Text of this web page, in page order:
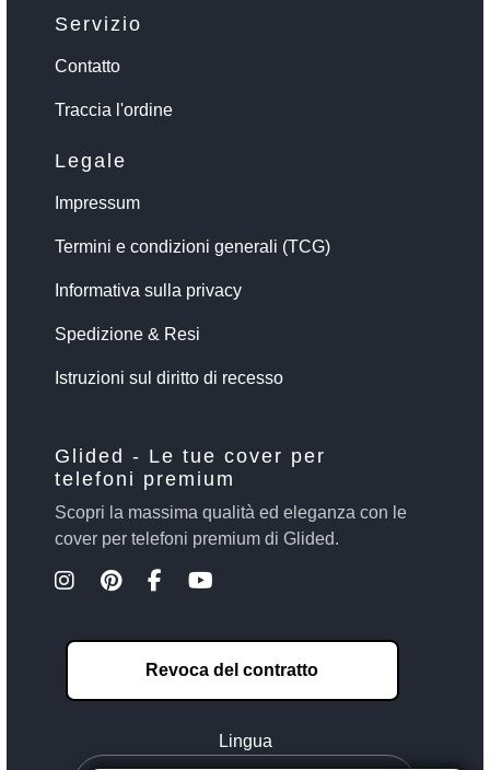
Servizio
Contatto
Traccia l'ordine
Legale
Impressum
Termini e condizioni generali (TCG)
Informativa sulla privacy
Spedizione & Resi
Istruzioni sul diritto di recesso
Glided - Le tue cover per
telefoni premium
Scopri la massima qualità ed eleganza con le
cover per telefoni premium di Glided.
Revoca del contratto
Lingua